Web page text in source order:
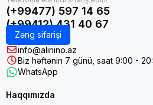
(+99477) 597 14 65
(+99412) 431 40 67
Zəng sifarişi
info@alinino.az
Biz həftənin 7 günü, saat 9:00 -
WhatsApp
Haqqımızda